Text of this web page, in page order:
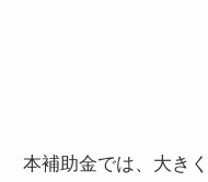
本補助金では、大き